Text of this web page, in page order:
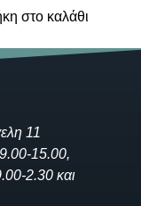
στο καλάθι
11
15.00,
2.30 και